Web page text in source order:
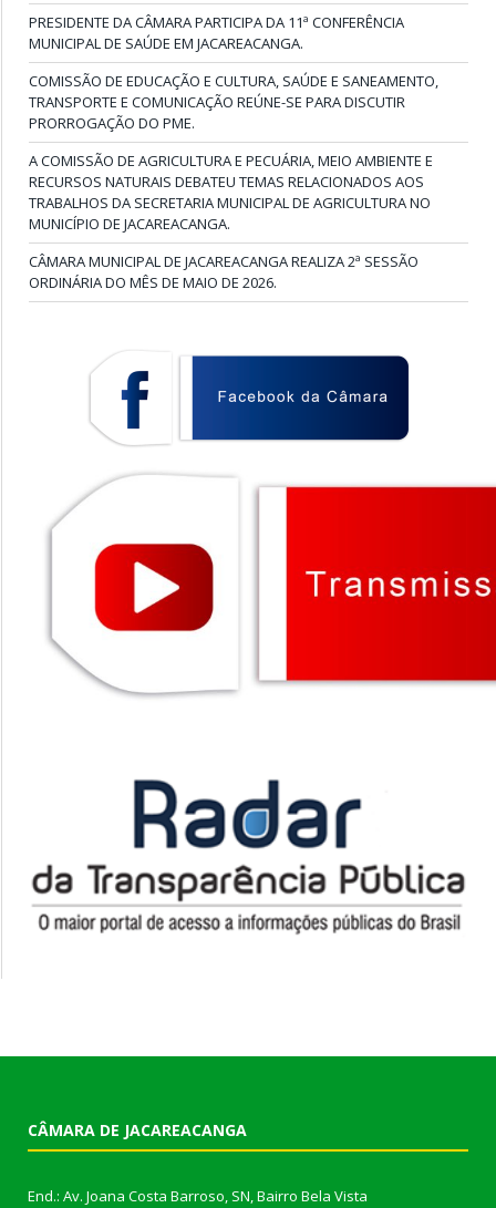
PRESIDENTE DA CÂMARA PARTICIPA DA 11ª CONFERÊNCIA
MUNICIPAL DE SAÚDE EM JACAREACANGA.
COMISSÃO DE EDUCAÇÃO E CULTURA, SAÚDE E SANEAMENTO,
TRANSPORTE E COMUNICAÇÃO REÚNE-SE PARA DISCUTIR
PRORROGAÇÃO DO PME.
A COMISSÃO DE AGRICULTURA E PECUÁRIA, MEIO AMBIENTE E
RECURSOS NATURAIS DEBATEU TEMAS RELACIONADOS AOS
TRABALHOS DA SECRETARIA MUNICIPAL DE AGRICULTURA NO
MUNICÍPIO DE JACAREACANGA.
CÂMARA MUNICIPAL DE JACAREACANGA REALIZA 2ª SESSÃO
ORDINÁRIA DO MÊS DE MAIO DE 2026.
CÂMARA DE JACAREACANGA
End.: Av. Joana Costa Barroso, SN, Bairro Bela Vista